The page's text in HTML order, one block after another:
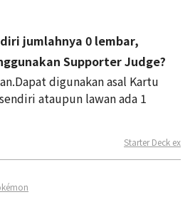
jumlahnya 0 lembar,
Supporter Judge?
digunakan asal Kartu
ataupun lawan ada 1
Starter Deck ex